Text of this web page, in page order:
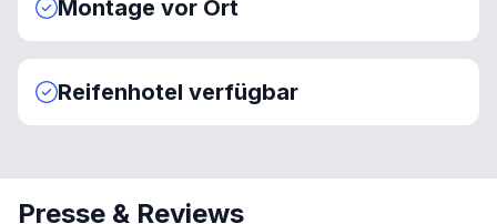
Montage vor Ort
Reifenhotel verfügbar
Presse & Reviews